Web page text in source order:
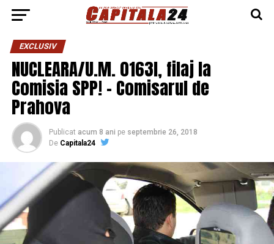
EXCLUSIV
NUCLEARA/U.M. 0163I, filaj la
Comisia SPP! – Comisarul de
Prahova
Publicat acum 8 ani pe septembrie 26, 2018
De Capitala24